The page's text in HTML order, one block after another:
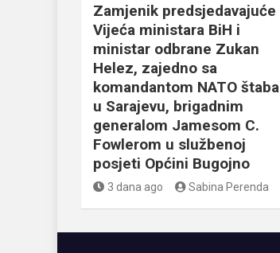
Zamjenik predsjedavajuće
Vijeća ministara BiH i
ministar odbrane Zukan
Helez, zajedno sa
komandantom NATO štaba
u Sarajevu, brigadnim
generalom Jamesom C.
Fowlerom u službenoj
posjeti Općini Bugojno
3 dana ago Sabina Perenda